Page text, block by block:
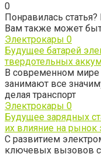
0
Понравилась
Вам также может
Электрокары 0
Будущее батарей
твердотельных
В современном
занимают все
делая транспорт
Электрокары 0
Будущее зарядных
их влияние на рынок
С развитием
ключевых вызовов